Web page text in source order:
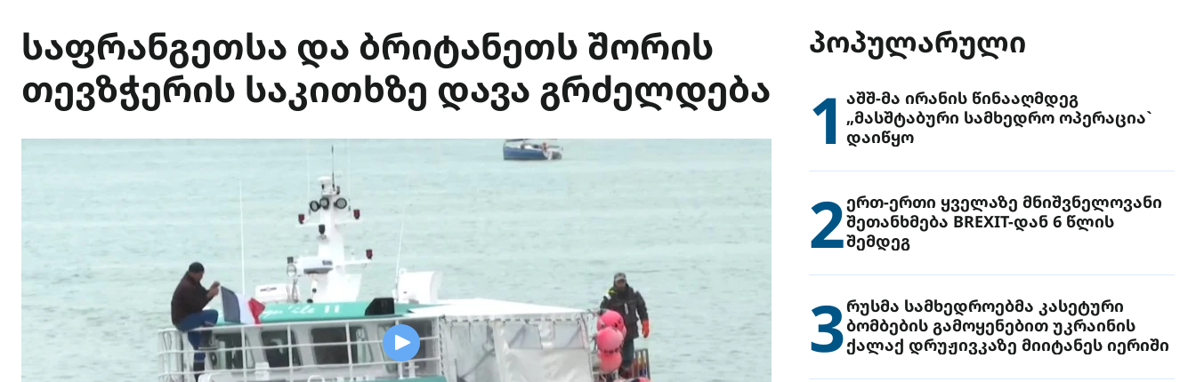
საფრანგეთსა და ბრიტანეთს შორის
თევზჭერის საკითხზე დავა გრძელდება
ᲞᲝᲞᲣᲚᲐᲠᲣᲚᲘ
1აშშ-მა ირანის წინააღმდეგ
„მასშტაბური სამხედრო ოპერაცია`
დაიწყო
2ერთ-ერთი ყველაზე მნიშვნელოვანი
შეთანხმება BREXIT-დან 6 წლის
შემდეგ
3რუსმა სამხედროებმა კასეტური
ბომბების გამოყენებით უკრაინის
ქალაქ დრუჟივკაზე მიიტანეს იერიში